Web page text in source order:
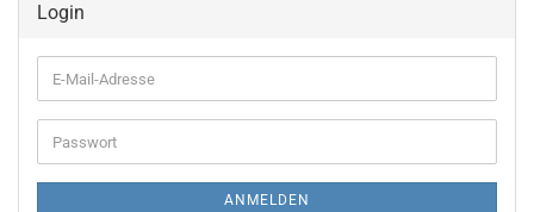
Login
E-
Mail-
Adresse
Passwort
ANMELDEN